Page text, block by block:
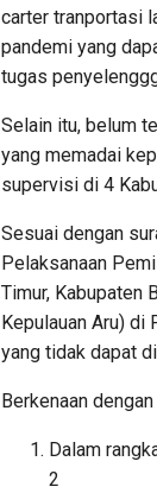
carter tranportasi
pandemi yang
tugas
Selain itu, belum
yang memadai
supervisi di 4
Sesuai dengan
Pelaksanaan
Timur, Kabupaten
Kepulauan Aru)
yang tidak dapat
Berkenaan
Dalam
2